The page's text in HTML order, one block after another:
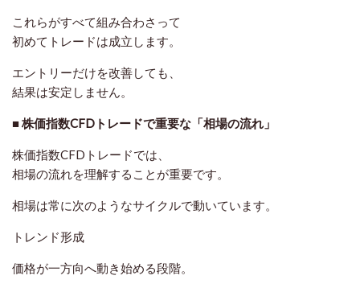
これらがすべて組み合わさって
初めてトレードは成立します。
エントリーだけを改善しても、
結果は安定しません。
■ 株価指数CFDトレードで重要な「相場の流れ」
株価指数CFDトレードでは、
相場の流れを理解することが重要です。
相場は常に次のようなサイクルで動いています。
トレンド形成
価格が一方向へ動き始める段階。